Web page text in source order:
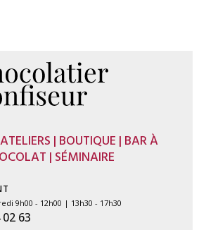
| BOUTIQUE | BAR À
| SÉMINAIRE
9h00 - 12h00 | 13h30 - 17h30
63